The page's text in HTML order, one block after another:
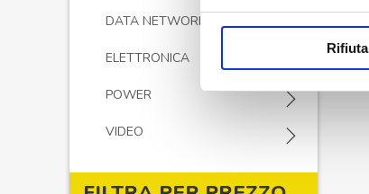
Rifiuta
DATA NETWORK
ELETTRONICA
POWER
VIDEO